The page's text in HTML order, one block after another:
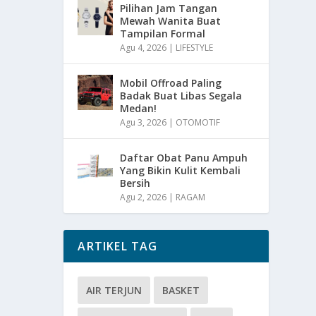
Pilihan Jam Tangan
Mewah Wanita Buat
Tampilan Formal
Agu 4, 2026 | LIFESTYLE
Mobil Offroad Paling
Badak Buat Libas Segala
Medan!
Agu 3, 2026 | OTOMOTIF
Daftar Obat Panu Ampuh
Yang Bikin Kulit Kembali
Bersih
Agu 2, 2026 | RAGAM
ARTIKEL TAG
AIR TERJUN BASKET